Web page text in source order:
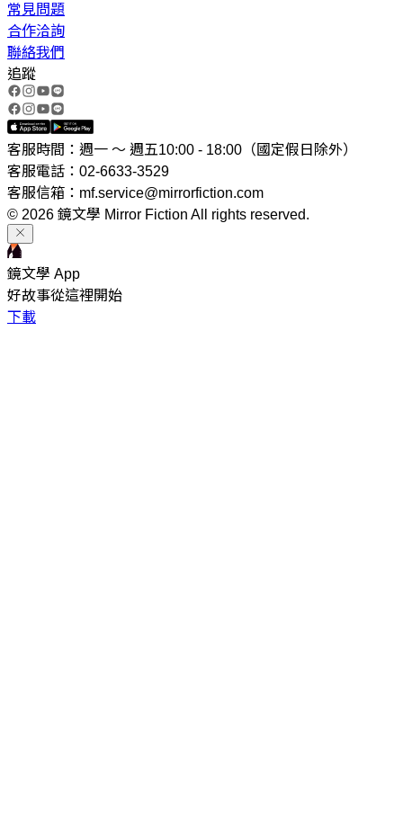
常見問題
合作洽詢
聯絡我們
追蹤
客服時間：週一 ～ 週五10:00 - 18:00（國定假日除外）
客服電話：02-6633-3529
客服信箱：mf.service@mirrorfiction.com
© 2026 鏡文學 Mirror Fiction All rights reserved.
鏡文學 App
好故事從這裡開始
下載